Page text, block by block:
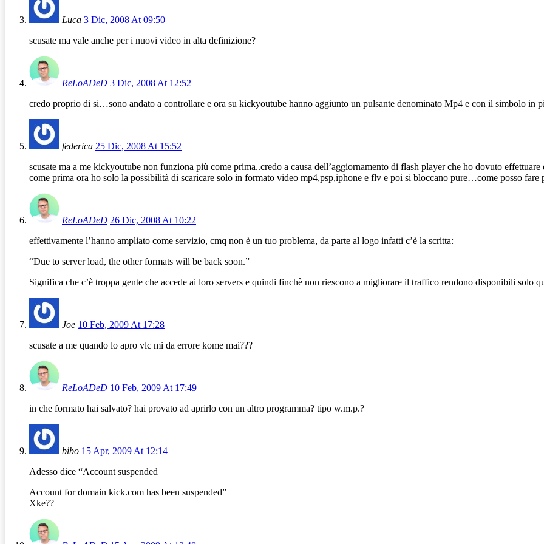
Luca 3 Dic, 2008 At 09:50
scusate ma vale anche per i nuovi video in alta definizione?
ReLoADeD 3 Dic, 2008 At 12:52
credo proprio di si…sono andato a controllare e ora su kickyoutube hanno aggiunto un pulsante denominato Mp4 e con il simbolo
federica 25 Dic, 2008 At 15:52
scusate ma a me kickyoutube non funziona più come prima..credo a causa dell’aggiornamento di flash player che ho dovuto
come prima ora ho solo la possibilità di scaricare solo in formato video mp4,psp,iphone e flv e poi si bloccano pure…come posso
ReLoADeD 26 Dic, 2008 At 10:22
effettivamente l’hanno ampliato come servizio, cmq non è un tuo problema, da parte al logo infatti c’è la scritta:
“Due to server load, the other formats will be back soon.”
Significa che c’è troppa gente che accede ai loro servers e quindi finchè non riescono a migliorare il traffico rendono disponibili solo
Joe 10 Feb, 2009 At 17:28
scusate a me quando lo apro vlc mi da errore kome mai???
ReLoADeD 10 Feb, 2009 At 17:49
in che formato hai salvato? hai provato ad aprirlo con un altro programma? tipo w.m.p.?
bibo 15 Apr, 2009 At 12:14
Adesso dice “Account suspended
Account for domain kick.com has been suspended”
Xke??